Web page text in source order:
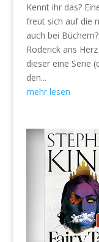
Kennt ihr das?
freut sich auf die
auch bei
Roderick ans
dieser eine Serie
den...
mehr lesen